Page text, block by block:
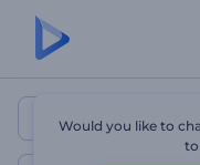
Plantillas
Would you like to
to